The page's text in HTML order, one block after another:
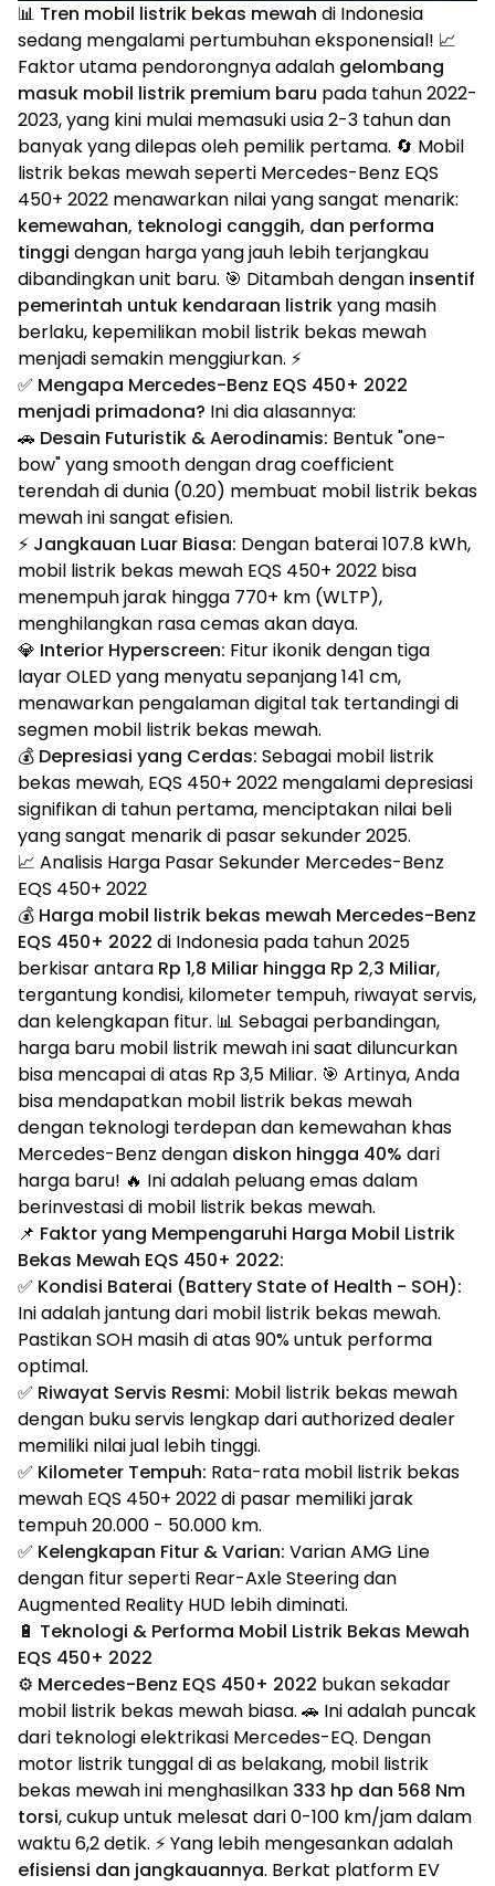
📊 Tren mobil listrik bekas mewah di Indonesia
sedang mengalami pertumbuhan eksponensial! 📈
Faktor utama pendorongnya adalah gelombang
masuk mobil listrik premium baru pada tahun 2022-
2023, yang kini mulai memasuki usia 2-3 tahun dan
banyak yang dilepas oleh pemilik pertama. 🔄 Mobil
listrik bekas mewah seperti Mercedes-Benz EQS
450+ 2022 menawarkan nilai yang sangat menarik:
kemewahan, teknologi canggih, dan performa
tinggi dengan harga yang jauh lebih terjangkau
dibandingkan unit baru. 🎯 Ditambah dengan insentif
pemerintah untuk kendaraan listrikyang masih
berlaku, kepemilikan mobil listrik bekas mewah
menjadi semakin menggiurkan. ⚡
✅ Mengapa Mercedes-Benz EQS 450+ 2022
menjadi primadona? Ini dia alasannya:
🚗 Desain Futuristik & Aerodinamis: Bentuk "one-
bow" yang smooth dengan drag coefficient
terendah di dunia (0.20) membuat mobil listrik bekas
mewah ini sangat efisien.
⚡ Jangkauan Luar Biasa: Dengan baterai 107.8 kWh,
mobil listrik bekas mewah EQS 450+ 2022 bisa
menempuh jarak hingga 770+ km (WLTP),
menghilangkan rasa cemas akan daya.
💎 Interior Hyperscreen: Fitur ikonik dengan tiga
layar OLED yang menyatu sepanjang 141 cm,
menawarkan pengalaman digital tak tertandingi di
segmen mobil listrik bekas mewah.
💰 Depresiasi yang Cerdas: Sebagai mobil listrik
bekas mewah, EQS 450+ 2022 mengalami depresiasi
signifikan di tahun pertama, menciptakan nilai beli
yang sangat menarik di pasar sekunder 2025.
📈 Analisis Harga Pasar Sekunder Mercedes-Benz
EQS 450+ 2022
💰 Harga mobil listrik bekas mewah Mercedes-Benz
EQS 450+ 2022 di Indonesia pada tahun 2025
berkisar antara Rp 1,8 Miliar hingga Rp 2,3 Miliar,
tergantung kondisi, kilometer tempuh, riwayat servis,
dan kelengkapan fitur. 📊 Sebagai perbandingan,
harga baru mobil listrik mewah ini saat diluncurkan
bisa mencapai di atas Rp 3,5 Miliar. 🎯 Artinya, Anda
bisa mendapatkan mobil listrik bekas mewah
dengan teknologi terdepan dan kemewahan khas
Mercedes-Benz dengan diskon hingga 40% dari
harga baru! 🔥 Ini adalah peluang emas dalam
berinvestasi di mobil listrik bekas mewah.
📌 Faktor yang Mempengaruhi Harga Mobil Listrik
Bekas Mewah EQS 450+ 2022:
✅ Kondisi Baterai (Battery State of Health - SOH):
Ini adalah jantung dari mobil listrik bekas mewah.
Pastikan SOH masih di atas 90% untuk performa
optimal.
✅ Riwayat Servis Resmi: Mobil listrik bekas mewah
dengan buku servis lengkap dari authorized dealer
memiliki nilai jual lebih tinggi.
✅ Kilometer Tempuh: Rata-rata mobil listrik bekas
mewah EQS 450+ 2022 di pasar memiliki jarak
tempuh 20.000 - 50.000 km.
✅ Kelengkapan Fitur & Varian: Varian AMG Line
dengan fitur seperti Rear-Axle Steering dan
Augmented Reality HUD lebih diminati.
🔋 Teknologi & Performa Mobil Listrik Bekas Mewah
EQS 450+ 2022
⚙️ Mercedes-Benz EQS 450+ 2022 bukan sekadar
mobil listrik bekas mewah biasa. 🚗 Ini adalah puncak
dari teknologi elektrikasi Mercedes-EQ. Dengan
motor listrik tunggal di as belakang, mobil listrik
bekas mewah ini menghasilkan 333 hp dan 568 Nm
torsi, cukup untuk melesat dari 0-100 km/jam dalam
waktu 6,2 detik. ⚡ Yang lebih mengesankan adalah
efisiensi dan jangkauannya. Berkat platform EV